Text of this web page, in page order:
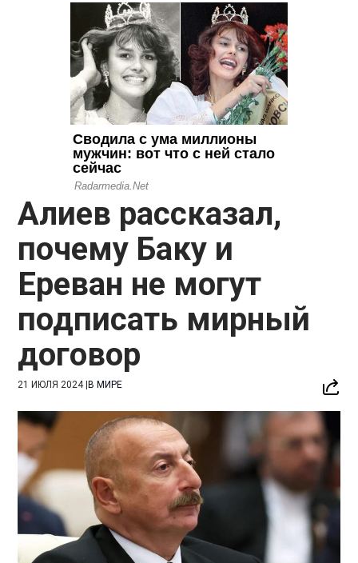
Алиев рассказал,
почему Баку и
Ереван не могут
подписать мирный
договор
21 ИЮЛЯ 2024|В МИРЕ